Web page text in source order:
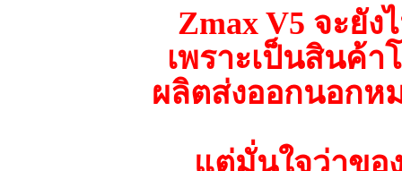
Zmax V5 จะยัง
เพราะเป็นสินค้า
ผลิตส่งออกนอกห
แต่มั่นใจว่าขอ